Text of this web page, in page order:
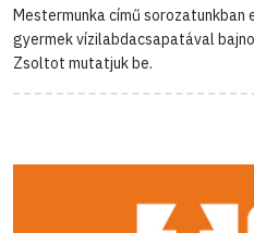
Mestermunka című sorozatunkban
gyermek vízilabdacsapatával
Zsoltot mutatjuk be.